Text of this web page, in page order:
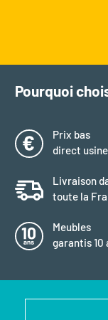
Pourquoi
Prix bas
direct usine
Livraison
toute la
Meubles
garantis 10